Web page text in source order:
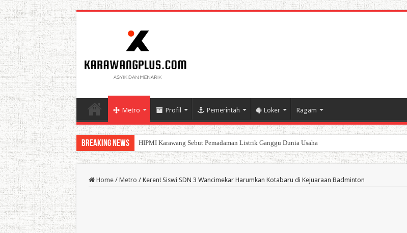
Metro Profil Pemerintah Loker Ragam
Breaking News HIPMI Karawang Sebut Pemadaman Listrik Ganggu Dunia Usaha
BPK Ganjar WTP ke 11 Pada Laporan Keuangan Pemda Karawang
Home / Metro / Keren! Siswi SDN 3 Wancimekar Harumkan Kotabaru di Kejuaraan Badminton